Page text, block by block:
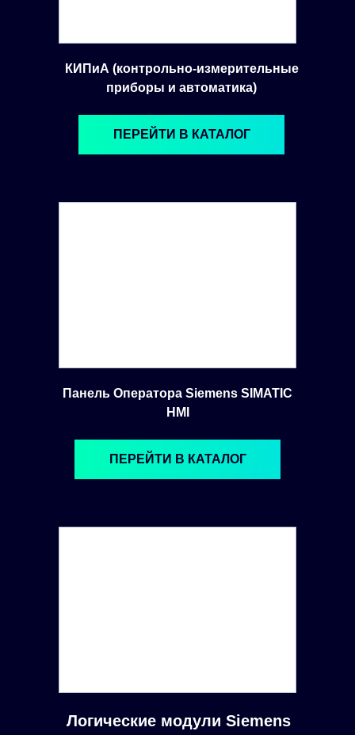
КИПиА (контрольно-измерительные
приборы и автоматика)
Панель Оператора Siemens SIMATIC
HMI
Логические модули Siemens
ПЕРЕЙТИ В КАТАЛОГ
ПЕРЕЙТИ В КАТАЛОГ